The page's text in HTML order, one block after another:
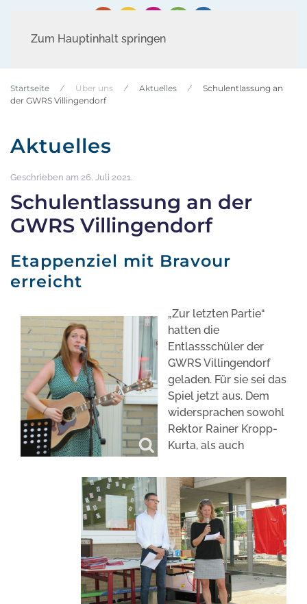
Zum Hauptinhalt springen
Startseite Über uns Aktuelles
Schulentlassung an
der GWRS Villingendorf
Aktuelles
Geschrieben am 26. Juli 2021.
Schulentlassung an der
GWRS Villingendorf
Etappenziel mit Bravour
erreicht
„Zur letzten Partie“
hatten die
Entlassschüler der
GWRS Villingendorf
geladen. Für sie sei das
Spiel jetzt aus. Dem
widersprachen sowohl
Rektor Rainer Kropp-
Kurta, als auch